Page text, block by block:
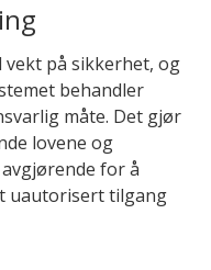
vekt på sikkerhet, og
behandler
måte. Det gjør
lovene og
for å
uautorisert tilgang